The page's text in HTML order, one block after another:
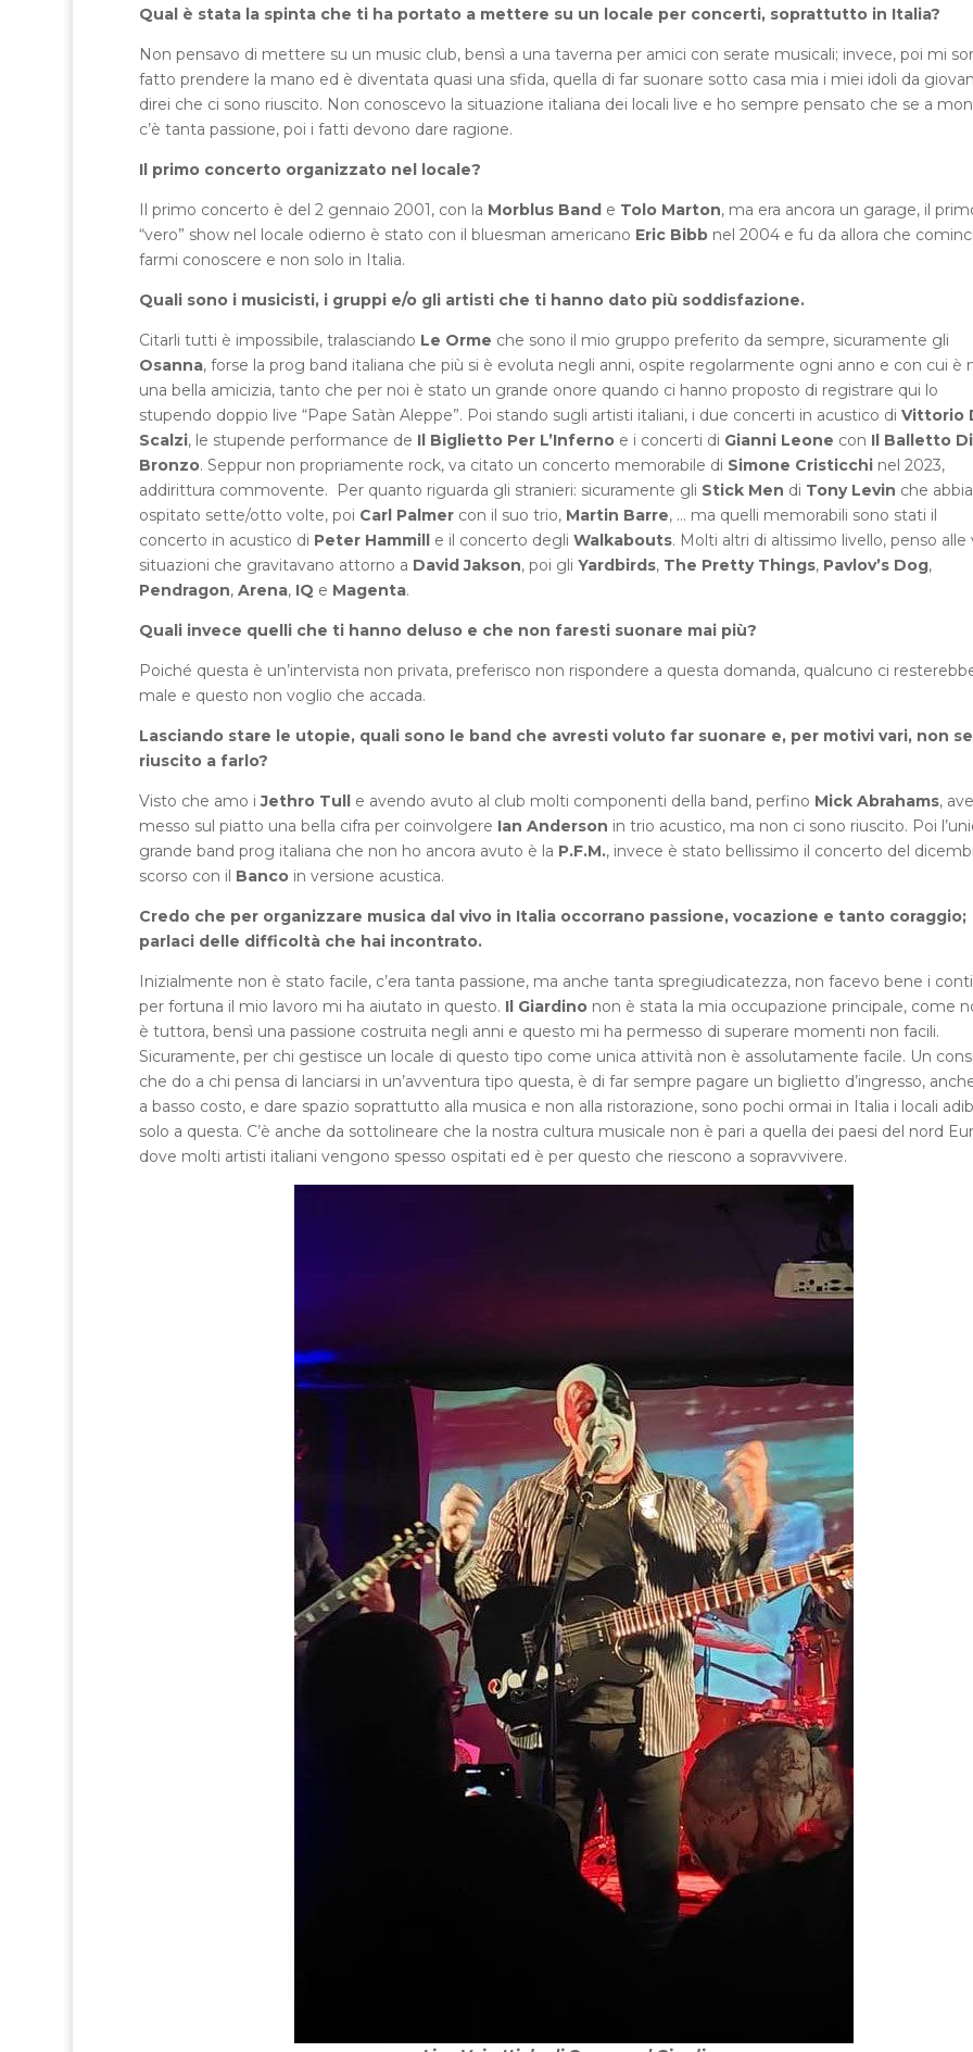
Qual è stata la spinta che ti ha portato a mettere su un locale per concerti, soprattutto in Italia?
Non pensavo di mettere su un music club, bensì a una taverna per amici con serate musicali; invece, poi mi
fatto prendere la mano ed è diventata quasi una sfida, quella di far suonare sotto casa mia i miei idoli da
direi che ci sono riuscito. Non conoscevo la situazione italiana dei locali live e ho sempre pensato che se a
c’è tanta passione, poi i fatti devono dare ragione.
Il primo concerto organizzato nel locale?
Il primo concerto è del 2 gennaio 2001, con la Morblus Bande Tolo Marton, ma era ancora un garage, il
“vero” show nel locale odierno è stato con il bluesman americano Eric Bibbnel 2004 e fu da allora che
farmi conoscere e non solo in Italia.
Quali sono i musicisti, i gruppi e/o gli artisti che ti hanno dato più soddisfazione.
Citarli tutti è impossibile, tralasciando Le Orme che sono il mio gruppo preferito da sempre, sicuramente gli
Osanna, forse la prog band italiana che più si è evoluta negli anni, ospite regolarmente ogni anno e con cui è
una bella amicizia, tanto che per noi è stato un grande onore quando ci hanno proposto di registrare qui lo
stupendo doppio live “Pape Satàn Aleppe”. Poi stando sugli artisti italiani, i due concerti in acustico di Vittorio
Scalzi, le stupende performance de Il Biglietto Per L’Infernoe i concerti di Gianni Leone con Il Balletto Di
Bronzo. Seppur non propriamente rock, va citato un concerto memorabile di Simone Cristicchinel 2023,
addirittura commovente. Per quanto riguarda gli stranieri: sicuramente gli Stick Men di Tony Levin che
ospitato sette/otto volte, poi Carl Palmercon il suo trio, Martin Barre, … ma quelli memorabili sono stati il
concerto in acustico di Peter Hammille il concerto degli Walkabouts. Molti altri di altissimo livello, penso alle
situazioni che gravitavano attorno a David Jakson, poi gli Yardbirds, The Pretty Things, Pavlov’s Dog,
Pendragon, Arena, IQ e Magenta.
Quali invece quelli che ti hanno deluso e che non faresti suonare mai più?
Poiché questa è un’intervista non privata, preferisco non rispondere a questa domanda, qualcuno ci
male e questo non voglio che accada.
Lasciando stare le utopie, quali sono le band che avresti voluto far suonare e, per motivi vari, non
riuscito a farlo?
Visto che amo iJethro Tulle avendo avuto al club molti componenti della band, perfino Mick Abrahams,
messo sul piatto una bella cifra per coinvolgere Ian Anderson in trio acustico, ma non ci sono riuscito. Poi
grande band prog italiana che non ho ancora avuto è la P.F.M., invece è stato bellissimo il concerto del
scorso con il Bancoin versione acustica.
Credo che per organizzare musica dal vivo in Italia occorrano passione, vocazione e tanto coraggio;
parlaci delle difficoltà che hai incontrato.
Inizialmente non è stato facile, c’era tanta passione, ma anche tanta spregiudicatezza, non facevo bene i
per fortuna il mio lavoro mi ha aiutato in questo. Il Giardinonon è stata la mia occupazione principale, come
è tuttora, bensì una passione costruita negli anni e questo mi ha permesso di superare momenti non facili.
Sicuramente, per chi gestisce un locale di questo tipo come unica attività non è assolutamente facile. Un
che do a chi pensa di lanciarsi in un’avventura tipo questa, è di far sempre pagare un biglietto d’ingresso,
a basso costo, e dare spazio soprattutto alla musica e non alla ristorazione, sono pochi ormai in Italia i locali
solo a questa. C’è anche da sottolineare che la nostra cultura musicale non è pari a quella dei paesi del nord
dove molti artisti italiani vengono spesso ospitati ed è per questo che riescono a sopravvivere.